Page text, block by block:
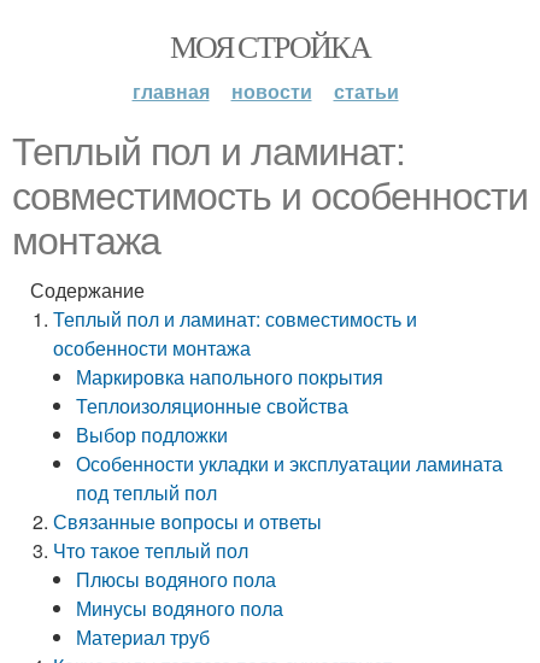
МОЯ СТРОЙКА
главная новости статьи
Теплый пол и ламинат:
совместимость и особенности
монтажа
Содержание
Теплый пол и ламинат: совместимость и
особенности монтажа
Маркировка напольного покрытия
Теплоизоляционные свойства
Выбор подложки
Особенности укладки и эксплуатации ламината
под теплый пол
Связанные вопросы и ответы
Что такое теплый пол
Плюсы водяного пола
Минусы водяного пола
Материал труб